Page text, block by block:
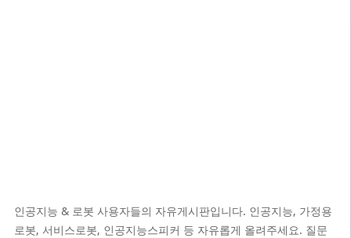
인공지능 & 로봇 사용자들의 자유게시판입니다. 인공지능, 가정용
로봇, 서비스로봇, 인공지능스피커 등 자유롭게 올려주세요. 질문